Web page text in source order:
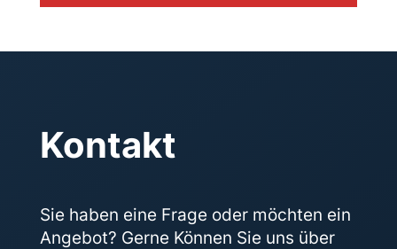
Kontakt
Sie haben eine Frage oder möchten ein
Angebot? Gerne Können Sie uns über